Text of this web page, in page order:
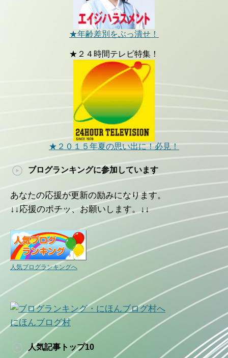
★年齢差別をぶっ潰せ！
★２４時間テレビ特集！
★２０１５年夏の思い出に！必見！
ブログランキングに参加しています
あなたの応援が更新の励みになります。
↓↓応援のポチッ、お願いします。↓↓
人気ブログランキングへ
にほんブログ村
人気記事トップ10